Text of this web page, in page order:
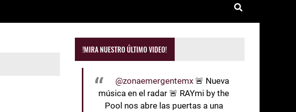
!MIRA NUESTRO ÚLTIMO VIDEO!
@zonaemergentemx 🚨 Nueva
música en el radar 🚨 RAYmi by the
Pool nos abre las puertas a una